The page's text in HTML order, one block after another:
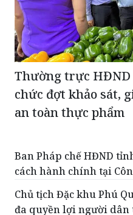
Thường trực HĐND
chức đợt khảo sát,
an toàn thực phẩm
Ban Pháp chế HĐND
cách hành chính tại
Chủ tịch Đặc khu Phú
đa quyền lợi người dân